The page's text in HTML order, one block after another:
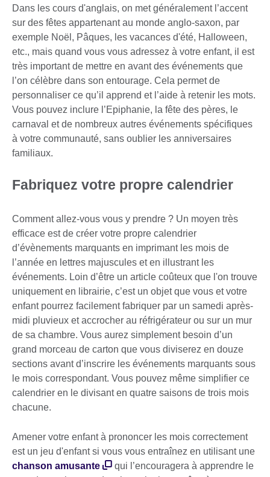
Dans les cours d'anglais, on met généralement l’accent
sur des fêtes appartenant au monde anglo-saxon, par
exemple Noël, Pâques, les vacances d'été, Halloween,
etc., mais quand vous vous adressez à votre enfant, il est
très important de mettre en avant des événements que
l’on célèbre dans son entourage. Cela permet de
personnaliser ce qu’il apprend et l’aide à retenir les mots.
Vous pouvez inclure l’Epiphanie, la fête des pères, le
carnaval et de nombreux autres événements spécifiques
à votre communauté, sans oublier les anniversaires
familiaux.
Fabriquez votre propre calendrier
Comment allez-vous vous y prendre ? Un moyen très
efficace est de créer votre propre calendrier
d’évènements marquants en imprimant les mois de
l’année en lettres majuscules et en illustrant les
événements. Loin d’être un article coûteux que l'on trouve
uniquement en librairie, c’est un objet que vous et votre
enfant pourrez facilement fabriquer par un samedi après-
midi pluvieux et accrocher au réfrigérateur ou sur un mur
de sa chambre. Vous aurez simplement besoin d’un
grand morceau de carton que vous diviserez en douze
sections avant d’inscrire les événements marquants sous
le mois correspondant. Vous pouvez même simplifier ce
calendrier en le divisant en quatre saisons de trois mois
chacune.
Amener votre enfant à prononcer les mois correctement
est un jeu d'enfant si vous vous entraînez en utilisant une
chanson amusante
qui l’encouragera à apprendre le